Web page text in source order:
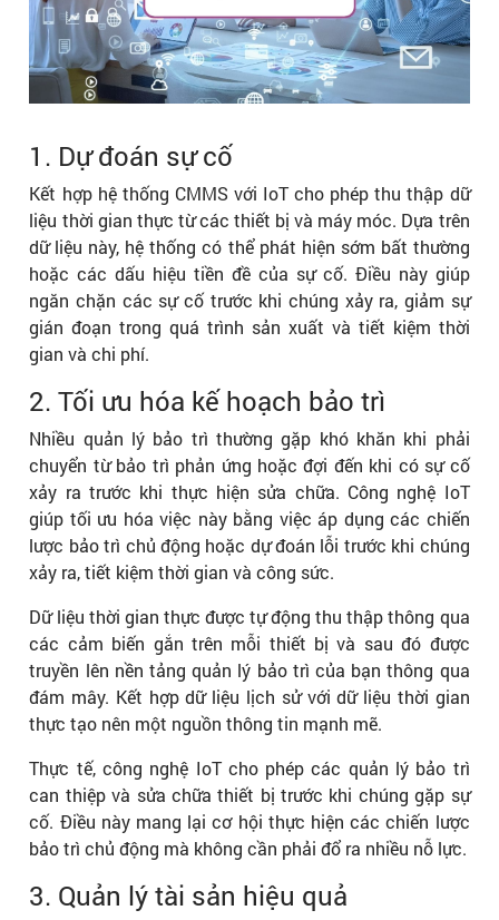
1. Dự đoán sự cố
Kết hợp hệ thống CMMS với IoT cho phép thu thập dữ
liệu thời gian thực từ các thiết bị và máy móc. Dựa trên
dữ liệu này, hệ thống có thể phát hiện sớm bất thường
hoặc các dấu hiệu tiền đề của sự cố. Điều này giúp
ngăn chặn các sự cố trước khi chúng xảy ra, giảm sự
gián đoạn trong quá trình sản xuất và tiết kiệm thời
gian và chi phí.
2. Tối ưu hóa kế hoạch bảo trì
Nhiều quản lý bảo trì thường gặp khó khăn khi phải
chuyển từ bảo trì phản ứng hoặc đợi đến khi có sự cố
xảy ra trước khi thực hiện sửa chữa. Công nghệ IoT
giúp tối ưu hóa việc này bằng việc áp dụng các chiến
lược bảo trì chủ động hoặc dự đoán lỗi trước khi chúng
xảy ra, tiết kiệm thời gian và công sức.
Dữ liệu thời gian thực được tự động thu thập thông qua
các cảm biến gắn trên mỗi thiết bị và sau đó được
truyền lên nền tảng quản lý bảo trì của bạn thông qua
đám mây. Kết hợp dữ liệu lịch sử với dữ liệu thời gian
thực tạo nên một nguồn thông tin mạnh mẽ.
Thực tế, công nghệ IoT cho phép các quản lý bảo trì
can thiệp và sửa chữa thiết bị trước khi chúng gặp sự
cố. Điều này mang lại cơ hội thực hiện các chiến lược
bảo trì chủ động mà không cần phải đổ ra nhiều nỗ lực.
3. Quản lý tài sản hiệu quả